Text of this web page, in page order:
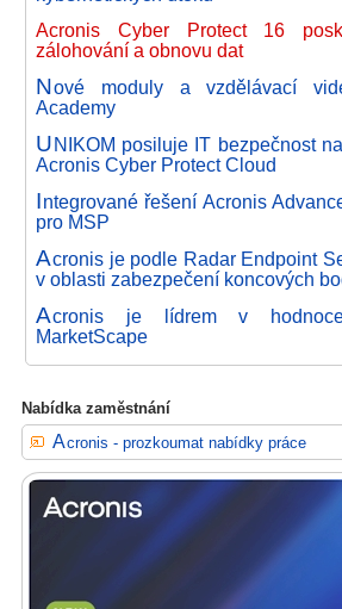
Acronis Cyber Protect 16
zálohování a obnovu dat
Nové moduly a vzdělávací
Academy
UNIKOM posiluje IT bezpečnost
Acronis Cyber Protect Cloud
Integrované řešení Acronis
pro MSP
Acronis je podle Radar Endpoint
v oblasti zabezpečení koncových
Acronis je lídrem v
MarketScape
Nabídka zaměstnání
Acronis - prozkoumat nabídky práce